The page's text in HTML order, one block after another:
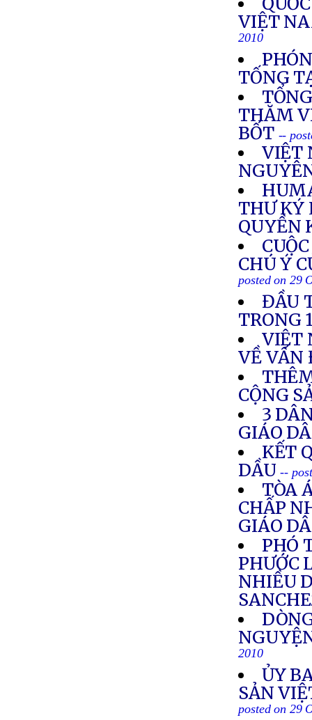
VIỆT
2010
TỐNG
THĂM
BỐT --
VIỆT
THƯ KÝ
QUYỀN
CHÚ Ý
posted on 29
ĐẦU
TRONG
VIỆT
VỀ VẤN
CỘNG
3
GIÁO
KẾT
DẦU--
TÒA
CHẤP
GIÁO
PHÓ
PHƯỚC
NHIỀU
2010
ỦY
SẢN
posted on 29